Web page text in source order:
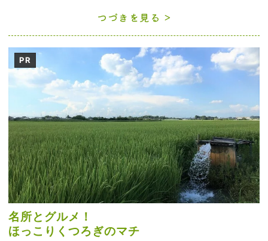
つづきを見る
PR
名所とグルメ！
ほっこりくつろぎのマチ